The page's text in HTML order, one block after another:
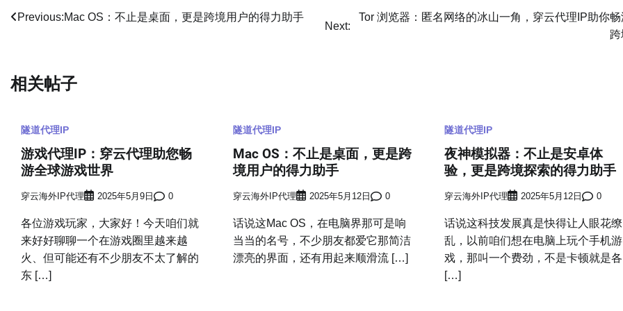
文
导
Previous:Mac OS：不止是桌面，更是跨境用户的得力助手
Next:
Tor 浏览器：匿名网络的冰山一角，穿云代理IP助你畅
相关帖子
隧道代理IP
游戏代理IP：穿云代理助您畅
游全球游戏世界
穿云海外IP代理 2025年5月9日 0
各位游戏玩家，大家好！今天咱们就
来好好聊聊一个在游戏圈里越来越
火、但可能还有不少朋友不太了解的
东 […]
隧道代理IP
Mac OS：不止是桌面，更是跨
境用户的得力助手
穿云海外IP代理 2025年5月12日 0
话说这Mac OS，在电脑界那可是响
当当的名号，不少朋友都爱它那简洁
漂亮的界面，还有用起来顺滑流 […]
隧道代理IP
夜神模拟器：不止是安卓体
验，更是跨境探索的得力助手
穿云海外IP代理 2025年5月12日 0
话说这科技发展真是快得让人眼花缭
乱，以前咱们想在电脑上玩个手机游
戏，那叫一个费劲，不是卡顿就是各
[…]